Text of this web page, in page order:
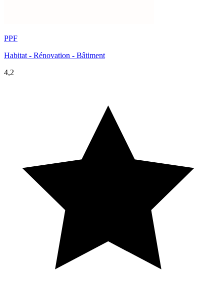
PPF
Habitat - Rénovation - Bâtiment
4,2